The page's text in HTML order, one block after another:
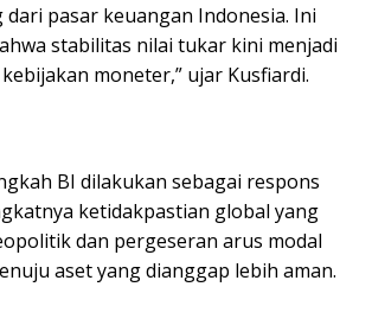
pasar keuangan Indonesia. Ini
stabilitas nilai tukar kini menjadi
moneter,” ujar Kusfiardi.
BI dilakukan sebagai respons
ketidakpastian global yang
dan pergeseran arus modal
aset yang dianggap lebih aman.